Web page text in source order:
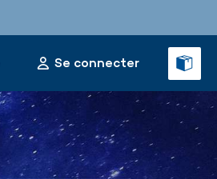
Se connecter